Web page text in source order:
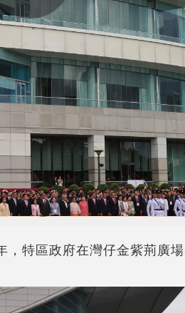
特區政府在灣仔金紫荊廣